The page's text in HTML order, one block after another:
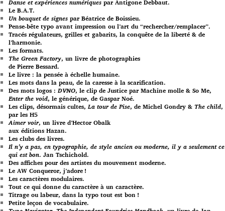
Danse et expériences numériques par Antigone Debbaut.
Le B.A.T.
Un bouquet de signes par Béatrice de Boissieu.
Pense-bête typo avant impression ou l’art du “rechercher/remplacer”.
Tracés régulateurs, grilles et gabarits, la conquête de la liberté & de
l’harmonie.
Les formats.
The Green Factory, un livre de photographies
de Pierre Bessard.
Le livre : la pensée à échelle humaine.
Les mots dans la peau, de la caresse à la scarification.
Des mots logos :DVNO, le clip de Justice par Machine molle & So Me,
Enter the void, le générique, de Gaspar Noé.
Les clips, désormais cultes,La tour de Pise, de Michel Gondry & The child,
par les H5
Aimer voir, un livre d’Hector Obalk
aux éditions Hazan.
Les clubs des livres.
Il n’y a pas, en typographie, de style ancien ou moderne, il y a seulement ce
qui est bon. Jan Tschichold.
Des affiches pour des artistes du mouvement moderne.
Le AW Conqueror, j’adore !
Les caractères modulaires.
Tout ce qui donne du caractère à un caractère.
Titrage ou labeur, dans la typo tout est bon !
Petite leçon de vocabulaire.